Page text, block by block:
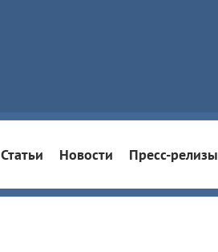
Статьи Новости Пресс-релизы